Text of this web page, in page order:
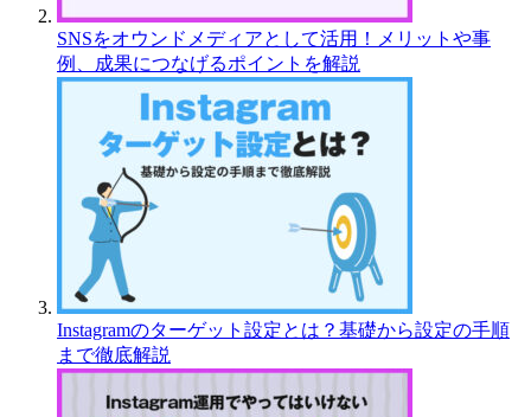
SNSをオウンドメディアとして活用！メリットや事
例、成果につなげるポイントを解説
Instagramのターゲット設定とは？基礎から設定の手順
まで徹底解説